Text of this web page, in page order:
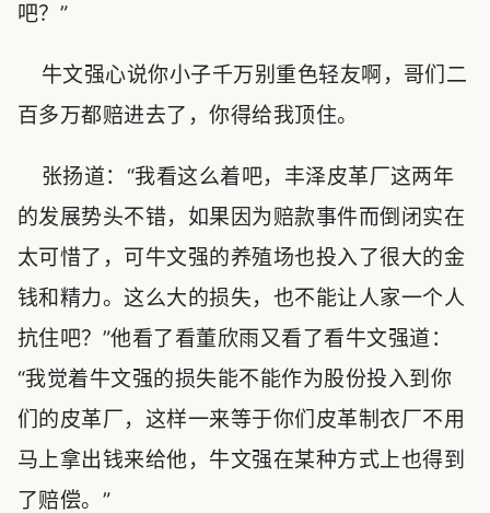
吧？”
牛文强心说你小子千万别重色轻友啊，哥们二
百多万都赔进去了，你得给我顶住。
张扬道：“我看这么着吧，丰泽皮革厂这两年
的发展势头不错，如果因为赔款事件而倒闭实在
太可惜了，可牛文强的养殖场也投入了很大的金
钱和精力。这么大的损失，也不能让人家一个人
抗住吧？”他看了看董欣雨又看了看牛文强道：
“我觉着牛文强的损失能不能作为股份投入到你
们的皮革厂，这样一来等于你们皮革制衣厂不用
马上拿出钱来给他，牛文强在某种方式上也得到
了赔偿。”